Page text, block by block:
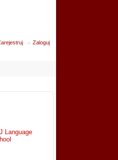
Zaloguj
Language